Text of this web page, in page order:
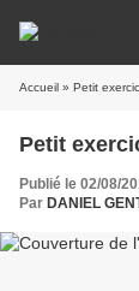
Accueil » Petit
Petit
Publié le 02/08/
Par DANIEL